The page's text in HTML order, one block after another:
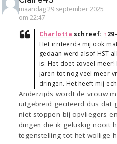
maandag 29 september 2025
om 22:47
Charlotta schreef: ↑
Het irriteerde mij ook
gedaan werd alsof HST
is. Het doet zoveel
jaren tot nog veel meer
dringen. Het heeft mij
Anderzijds wordt de vrouw
uitgebreid geciteerd dus dat
niet stoppen bij opvliegers
dingen die ik gelukkig nooit
tegenstelling tot het wollige